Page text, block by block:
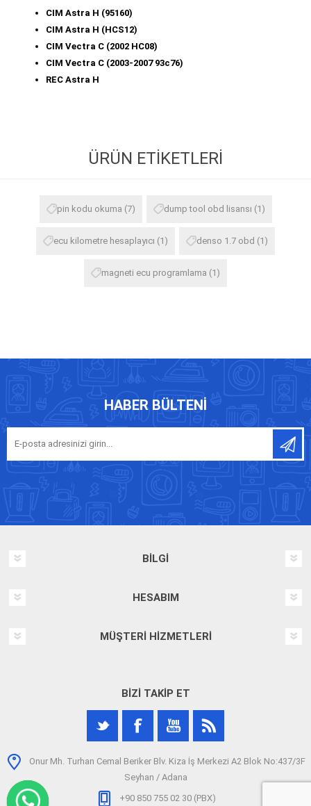
CIM Astra H (95160)
CIM Astra H (HCS12)
CIM Vectra C (2002 HC08)
CIM Vectra C (2003-2007 93c76)
REC Astra H
ÜRÜN ETIKETLERI
pin kodu okuma (7) dump tool obd lisansı (1)
ecu kilometre hesaplayıcı (1) denso 1.7 obd (1)
magneti ecu programlama (1)
HABER BÜLTENI
BILGI
HESABIM
MÜŞTERI HIZMETLERI
BIZI TAKIP ET
Onur Mh. Turhan Cemal Beriker Blv. Kiza İş Merkezi A2 Blok No:437/3F
Seyhan / Adana
+90 850 755 02 30 (PBX)